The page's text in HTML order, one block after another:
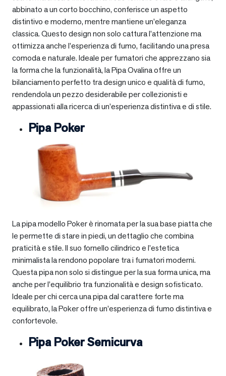
abbinato a un corto bocchino, conferisce un aspetto
distintivo e moderno, mentre mantiene un’eleganza
classica. Questo design non solo cattura l’attenzione ma
ottimizza anche l’esperienza di fumo, facilitando una presa
comoda e naturale. Ideale per fumatori che apprezzano sia
la forma che la funzionalità, la Pipa Ovalina offre un
bilanciamento perfetto tra design unico e qualità di fumo,
rendendola un pezzo desiderabile per collezionisti e
appassionati alla ricerca di un’esperienza distintiva e di stile.
Pipa Poker
La pipa modello Poker è rinomata per la sua base piatta che
le permette di stare in piedi, un dettaglio che combina
praticità e stile. Il suo fornello cilindrico e l’estetica
minimalista la rendono popolare tra i fumatori moderni.
Questa pipa non solo si distingue per la sua forma unica, ma
anche per l’equilibrio tra funzionalità e design sofisticato.
Ideale per chi cerca una pipa dal carattere forte ma
equilibrato, la Poker offre un’esperienza di fumo distintiva e
confortevole.
Pipa Poker Semicurva